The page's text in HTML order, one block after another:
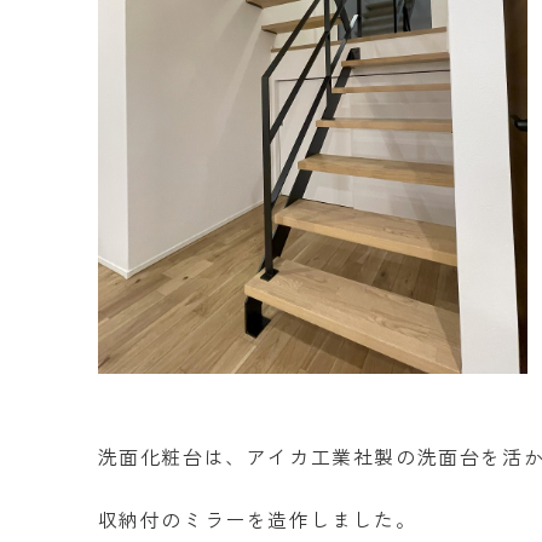
洗面化粧台は、アイカ工業社製の洗面台を活か
収納付のミラーを造作しました。